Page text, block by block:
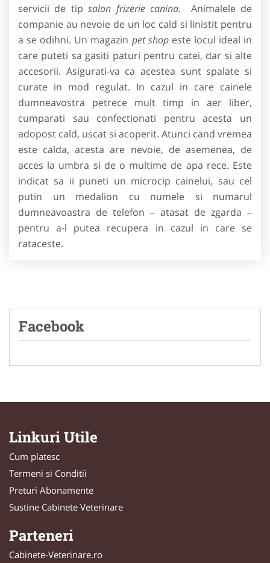
servicii de tipsalon frizerie canina.
Animalele de
companie au nevoie de un loc cald si linistit pentru
a se odihni. Un magazin pet shopeste locul ideal in
care puteti sa gasiti paturi pentru catei, dar si alte
accesorii. Asigurati-va ca acestea sunt spalate si
curate in mod regulat. In cazul in care cainele
dumneavostra petrece mult timp in aer liber,
cumparati sau confectionati pentru acesta un
adopost cald, uscat si acoperit. Atunci cand vremea
este calda, acesta are nevoie, de asemenea, de
acces la umbra si de o multime de apa rece. Este
indicat sa ii puneti un microcip cainelui, sau cel
putin un medalion cu numele si numarul
dumneavoastra de telefon – atasat de zgarda –
pentru a-l putea recupera in cazul in care se
rataceste.
Facebook
Linkuri Utile
Cum platesc
Termeni si Conditii
Preturi Abonamente
Sustine Cabinete Veterinare
Parteneri
Cabinete-Veterinare.ro